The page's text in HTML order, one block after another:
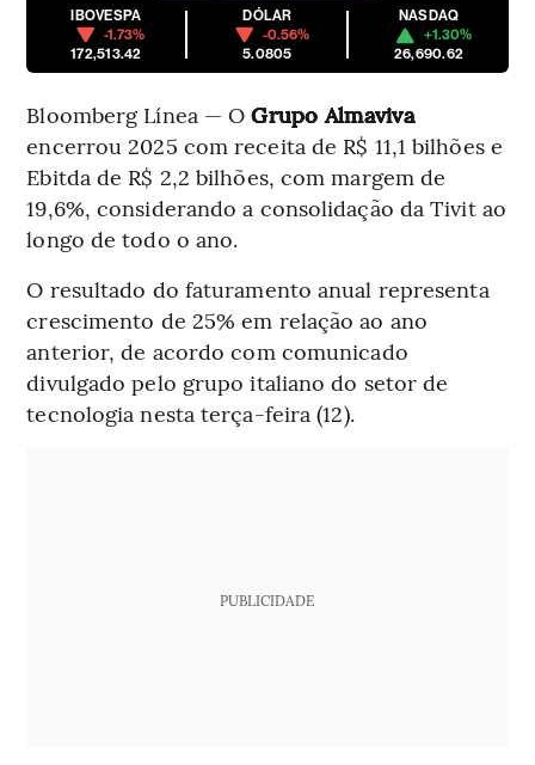
IBOVESPA
-1.73%
172,513.42
DÓLAR
-0.56%
5.0805
NASDAQ
+1.30%
26,690.62
Bloomberg Línea — OGrupo Almaviva
encerrou 2025 com receita de R$ 11,1 bilhões e
Ebitda de R$ 2,2 bilhões, com margem de
19,6%, considerando a consolidação da Tivit ao
longo de todo o ano.
O resultado do faturamento anual representa
crescimento de 25% em relação ao ano
anterior, de acordo com comunicado
divulgado pelo grupo italiano do setor de
tecnologia nesta terça-feira (12).
PUBLICIDADE